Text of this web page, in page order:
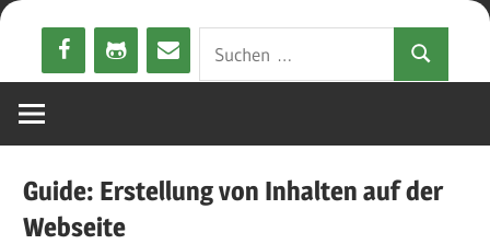
Zum
springen
Suchen
Guide: Erstellung von Inhalten auf der
Webseite